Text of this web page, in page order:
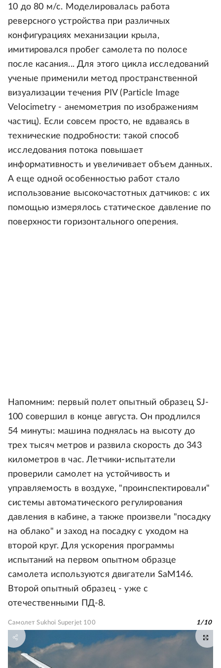
10 до 80 м/с. Моделировалась работа
реверсного устройства при различных
конфигурациях механизации крыла,
имитировался пробег самолета по полосе
после касания... Для этого цикла исследований
ученые применили метод пространственной
визуализации течения PIV (Particle Image
Velocimetry - анемометрия по изображениям
частиц). Если совсем просто, не вдаваясь в
технические подробности: такой способ
исследования потока повышает
информативность и увеличивает объем данных.
А еще одной особенностью работ стало
использование высокочастотных датчиков: с их
помощью измерялось статическое давление по
поверхности горизонтального оперения.
Напомним: первый полет опытный образец SJ-
100 совершил в конце августа. Он продлился
54 минуты: машина поднялась на высоту до
трех тысяч метров и развила скорость до 343
километров в час. Летчики-испытатели
проверили самолет на устойчивость и
управляемость в воздухе, "проинспектировали"
системы автоматического регулирования
давления в кабине, а также произвели "посадку
на облако" и заход на посадку с уходом на
второй круг. Для ускорения программы
испытаний на первом опытном образце
самолета используются двигатели SaM146.
Второй опытный образец - уже с
отечественными ПД-8.
Самолет Sukhoi Superjet 100 1/10